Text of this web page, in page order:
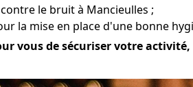
le bruit à Mancieulles ;
la mise en place d'une bonne
vous de sécuriser votre